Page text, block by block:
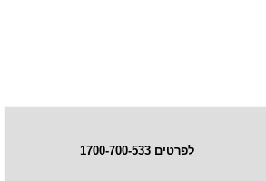
לפרטים 1700-700-533